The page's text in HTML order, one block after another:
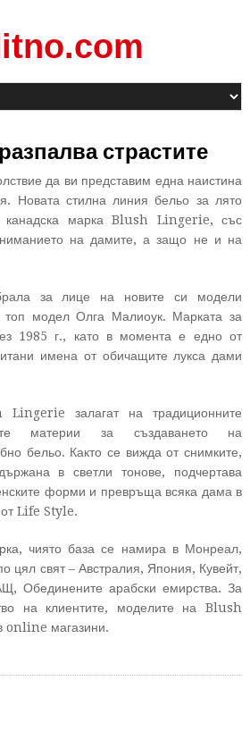
страстите
да ви представим една наистина
Новата стилна линия бельо за лято
канадска марка Blush Lingerie, със
на дамите, а защо не и на
за лице на новите си модели
топ модел Олга Малиоук. Марката за
1985 г., като в момента е едно от
имена от обичащите лукса дами
Lingerie залагат на традиционните
материи за създаването на
бельо. Както се вижда от снимките,
в светли тонове, подчертава
форми и превръща всяка дама в
от Life Style.
чиято база се намира в Монреал,
цял свят – Австралия, Япония, Кувейт,
Обединените арабски емирства. За
на клиентите, моделите на Blush
online магазини.